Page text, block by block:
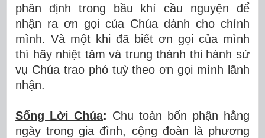
phân định trong bầu khí cầu nguyện để
nhận ra ơn gọi của Chúa dành cho chính
mình. Và một khi đã biết ơn gọi của mình
thì hãy nhiệt tâm và trung thành thi hành sứ
vụ Chúa trao phó tuỳ theo ơn gọi mình lãnh
nhận.
Sống Lời Chúa: Chu toàn bổn phận hằng
ngày trong gia đình, cộng đoàn là phương